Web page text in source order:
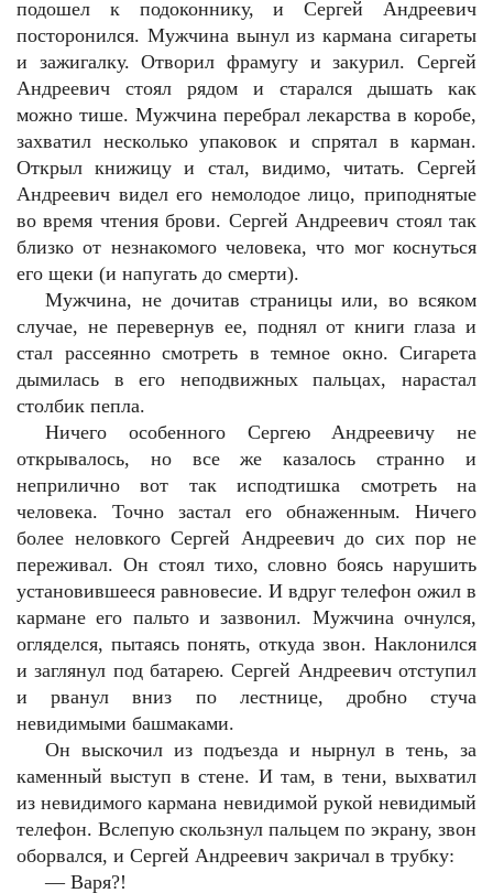
подошел к подоконнику, и Сергей Андреевич
посторонился. Мужчина вынул из кармана сигареты
и зажигалку. Отворил фрамугу и закурил. Сергей
Андреевич стоял рядом и старался дышать как
можно тише. Мужчина перебрал лекарства в коробе,
захватил несколько упаковок и спрятал в карман.
Открыл книжицу и стал, видимо, читать. Сергей
Андреевич видел его немолодое лицо, приподнятые
во время чтения брови. Сергей Андреевич стоял так
близко от незнакомого человека, что мог коснуться
его щеки (и напугать до смерти).
Мужчина, не дочитав страницы или, во всяком
случае, не перевернув ее, поднял от книги глаза и
стал рассеянно смотреть в темное окно. Сигарета
дымилась в его неподвижных пальцах, нарастал
столбик пепла.
Ничего особенного Сергею Андреевичу не
открывалось, но все же казалось странно и
неприлично вот так исподтишка смотреть на
человека. Точно застал его обнаженным. Ничего
более неловкого Сергей Андреевич до сих пор не
переживал. Он стоял тихо, словно боясь нарушить
установившееся равновесие. И вдруг телефон ожил в
кармане его пальто и зазвонил. Мужчина очнулся,
огляделся, пытаясь понять, откуда звон. Наклонился
и заглянул под батарею. Сергей Андреевич отступил
и рванул вниз по лестнице, дробно стуча
невидимыми башмаками.
Он выскочил из подъезда и нырнул в тень, за
каменный выступ в стене. И там, в тени, выхватил
из невидимого кармана невидимой рукой невидимый
телефон. Вслепую скользнул пальцем по экрану, звон
оборвался, и Сергей Андреевич закричал в трубку:
— Варя?!